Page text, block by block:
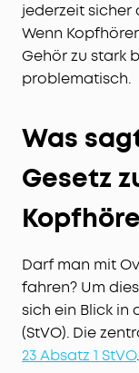
jederzeit sicher
Wenn
Gehör zu stark
problematisch.
Was
Gesetz
Darf man mit
fahren? Um
sich ein Blick in
(StVO). Die
23 Absatz 1 StVO.